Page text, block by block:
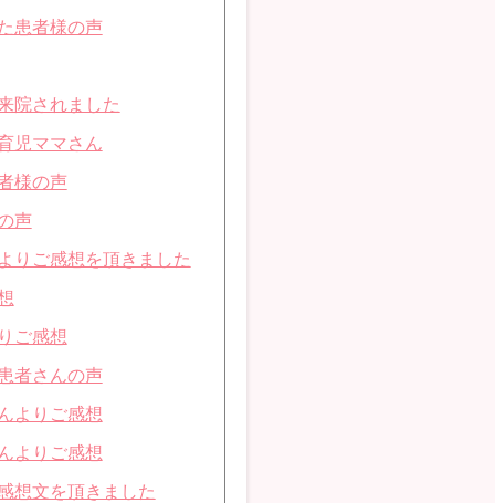
患者様の声
院されました
児ママさん
様の声
声
りご感想を頂きました
ご感想
者さんの声
よりご感想
よりご感想
想文を頂きました